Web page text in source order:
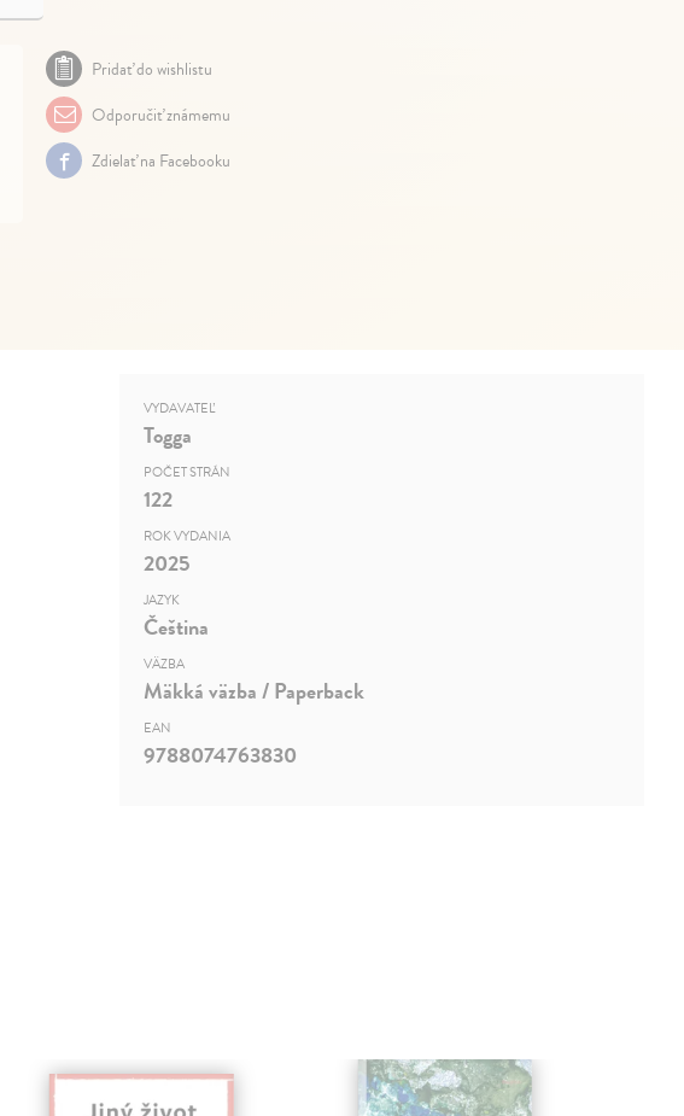
Pridať do wishlistu
Odporučiť známemu
Zdielať na Facebooku
VYDAVATEĽ
Togga
POČET STRÁN
122
ROK VYDANIA
2025
JAZYK
Čeština
VÄZBA
Mäkká väzba / Paperback
EAN
9788074763830